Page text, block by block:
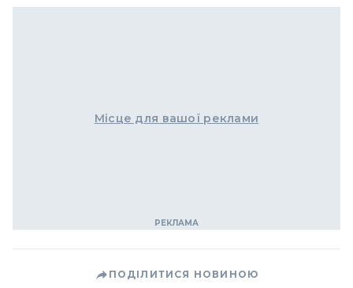
Місце для вашої реклами
ПОДІЛИТИСЯ НОВИНОЮ